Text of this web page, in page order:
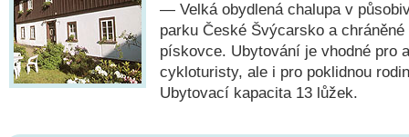
— Velká obydlená chalupa v
parku České Švýcarsko a
pískovce. Ubytování je vhodné pro
cykloturisty, ale i pro poklidnou
Ubytovací kapacita 13 lůžek.